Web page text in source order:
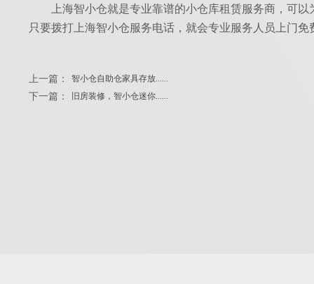
上海智小仓就是专业靠谱的小仓库租赁服务商，可
只要拨打上海智小仓服务电话，就会专业服务人员上门免
上一篇： 智小仓自助仓家具存放......
下一篇： 旧房装修，智小仓迷你......